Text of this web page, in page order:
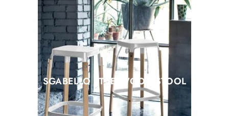
SGABELLO STEELWOOD STOOL